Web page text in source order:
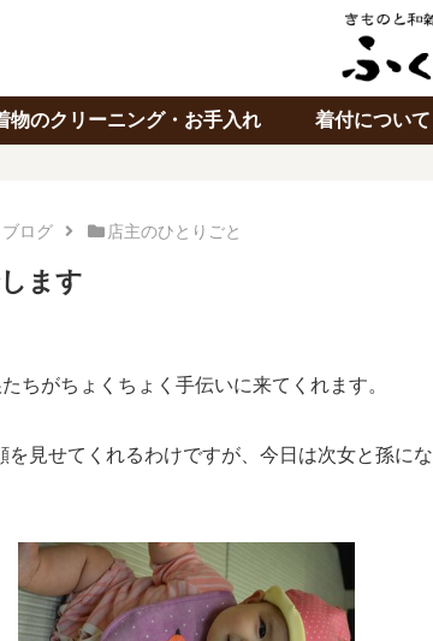
物のクリーニング・お手入れ 着付について
ログ 店主のひとりごと
ます
がちょくちょく手伝いに来てくれます。
を見せてくれるわけですが、今日は次女と孫に